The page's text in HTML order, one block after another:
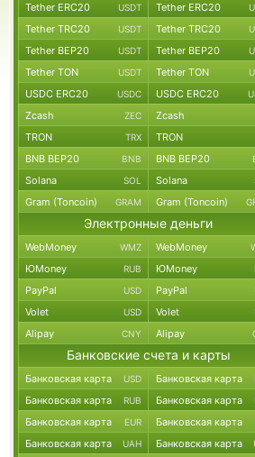
Tether ERC20 USDT Tether ERC20
Tether TRC20 USDT Tether TRC20
Tether BEP20 USDT Tether BEP20
Tether TON USDT Tether TON
USDC ERC20 USDC USDC ERC20
Zcash ZEC Zcash
TRON TRX TRON
BNB BEP20 BNB BNB BEP20
Solana SOL Solana
Gram (Toncoin) GRAM Gram (Toncoin)
Электронные деньги
WebMoney WMZ WebMoney
ЮMoney RUB ЮMoney
PayPal USD PayPal
Volet USD Volet
Alipay CNY Alipay
Банковские счета и карты
Банковская карта USD Банковская карта
Банковская карта RUB Банковская карта
Банковская карта EUR Банковская карта
Банковская карта UAH Банковская карта